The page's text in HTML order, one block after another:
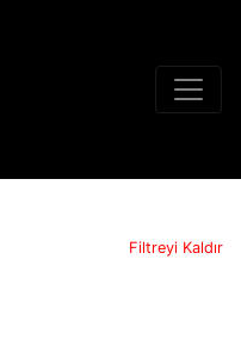
Filtreyi Kaldır